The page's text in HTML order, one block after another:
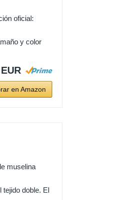
oficial:
y color
en Amazon
muselina
tejido doble. El